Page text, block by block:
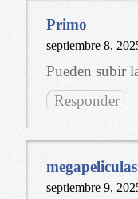
Primo
septiembre 8,
Pueden subir
Responder
septiembre 9,